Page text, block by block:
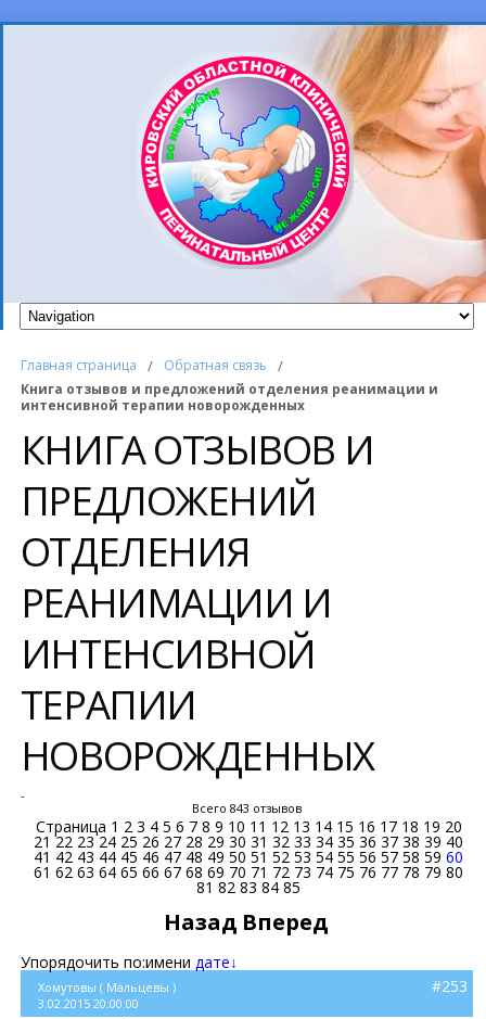
Главная страница / Обратная связь /
Книга отзывов и предложений отделения реанимации и
интенсивной терапии новорожденных
КНИГА ОТЗЫВОВ И
ПРЕДЛОЖЕНИЙ
ОТДЕЛЕНИЯ
РЕАНИМАЦИИ И
ИНТЕНСИВНОЙ
ТЕРАПИИ
НОВОРОЖДЕННЫХ
-
Всего 843 отзывов
Страница 1 2 3 4 5 6 7 8 9 10 11 12 13 14 15 16 17 18 19 20
21 22 23 24 25 26 27 28 29 30 31 32 33 34 35 36 37 38 39 40
41 42 43 44 45 46 47 48 49 50 51 52 53 54 55 56 57 58 59 60
61 62 63 64 65 66 67 68 69 70 71 72 73 74 75 76 77 78 79 80
81 82 83 84 85
Назад Вперед
Упорядочить по:имени дате↓
Хомутовы ( Мальцевы )
3.02.2015 20:00:00
#253